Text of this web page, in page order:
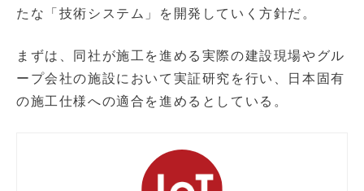
たな「技術システム」を開発していく方針だ。
まずは、同社が施工を進める実際の建設現場やグル
ープ会社の施設において実証研究を行い、日本固有
の施工仕様への適合を進めるとしている。